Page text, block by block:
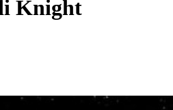
Knight